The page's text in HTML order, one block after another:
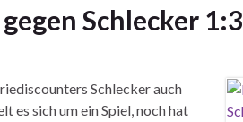
Schlecker 1:3
Schlecker auch
es sich um ein Spiel, noch hat